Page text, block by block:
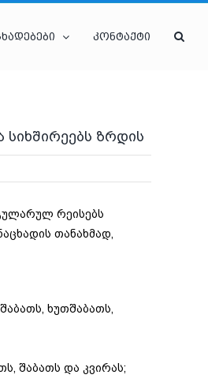
კონტაქტი
სიხშირეებს ზრდის
რეისებს
თანახმად,
ხუთშაბათს,
შაბათს და კვირას;